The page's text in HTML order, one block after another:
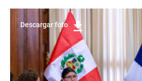
Descargar foto